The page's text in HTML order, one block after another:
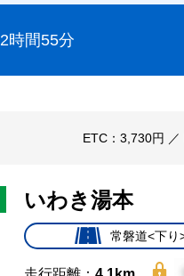
2時間55分
ETC：3,730円
いわき湯本
常磐道<下り